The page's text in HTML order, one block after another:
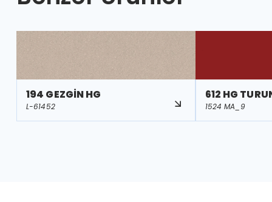
194 GEZGİN HG
L-61452
612 HG
1524 MA_9